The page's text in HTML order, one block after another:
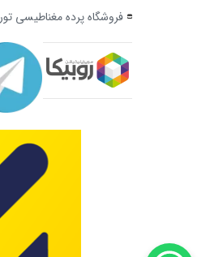
فروشگاه پرده مغناطیسی